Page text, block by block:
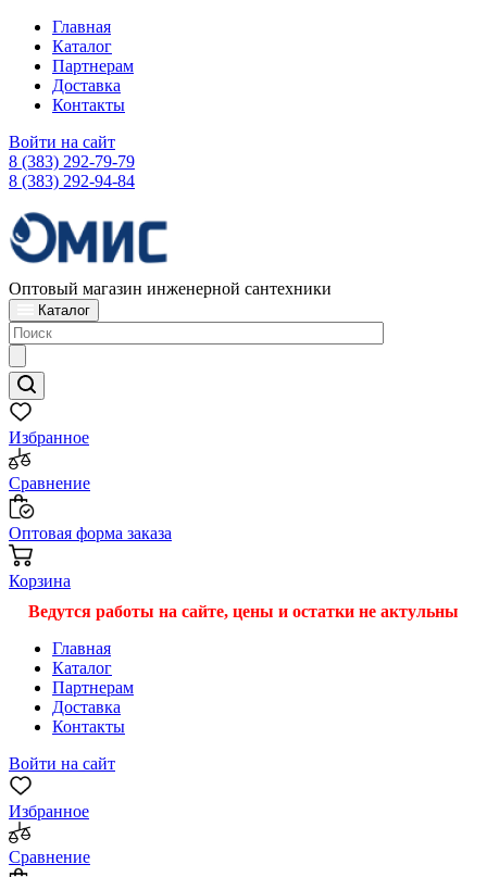
Главная
Каталог
Партнерам
Доставка
Контакты
Войти на сайт
8 (383) 292-79-79
8 (383) 292-94-84
Оптовый магазин инженерной сантехники
Каталог
Избранное
Сравнение
Оптовая форма заказа
Корзина
Ведутся работы на сайте, цены и остатки не актульны
Главная
Каталог
Партнерам
Доставка
Контакты
Войти на сайт
Избранное
Сравнение